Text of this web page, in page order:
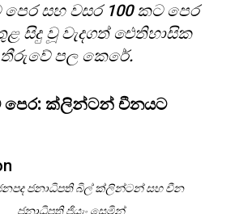
පෙර සහ වසර 100 කට පෙර
සිදු වූ වැදගත් ඓතිහාසික
තීරුවේ පල කෙරේ.
පෙර: ක්ලින්ටන් චීනයට
ජනාධිපති බිල් ක්ලින්ටන් සහ චීන
ජනාධිපති ජියැං සෙමින්